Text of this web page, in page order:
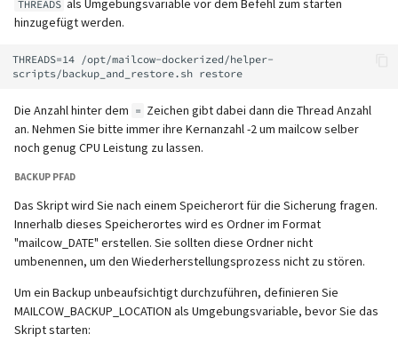
i
a
i
s
i
e
r
t
Lokaler MTA auf Docker-Host
Reverse Proxy
unterstützt)
unterstützt)
SNAT
Migration mit Sync Jobs
SafeBrowsing
Abgestürzte Aria-Speicher-
Engine wiederherstellen
Persistente Daten löschen
Erneutes Senden von
Quarantäne-
Benachrichtigungen
Passwörter zurücksetzen
Pushover
Tags (für Domains und
Temporäre E-Mail-Aliase
Zwei-Faktor
WebAuthn / FIDO2
Maximale
Relayhosts
Statistik mit pflogsumm
IP in Postscreen auf die
Whitelist setzen
IMAP IDLE-Intervall
Plugin)
Mail crypt
Maildir verschieben (vmail)
Performance
Öffentliche Ordner
Rspamd
ClamAV
SOGo
Docker
Warum unbound?
Autodiscover / Autoconfig
HTTP auf HTTPS umleiten
TLS 1.0 und TLS 1.1 wieder
Manuelle Konfiguration
Mailman 3
Mailpiler Integration
Nextcloud
Portainer
Roundcube
Prometheus Exporter
THREADS als Umgebungsvariable vor dem Befehl zum starten
hinzugefügt werden.
THREADS=14 /opt/mailcow-dockerized/helper-
Die Anzahl hinter dem = Zeichen gibt dabei dann die Thread Anzahl
an. Nehmen Sie bitte immer ihre Kernanzahl -2 um mailcow selber
noch genug CPU Leistung zu lassen.
BACKUP PFAD
Das Skript wird Sie nach einem Speicherort für die Sicherung fragen.
Innerhalb dieses Speicherortes wird es Ordner im Format
"mailcow_DATE" erstellen. Sie sollten diese Ordner nicht
umbenennen, um den Wiederherstellungsprozess nicht zu stören.
Um ein Backup unbeaufsichtigt durchzuführen, definieren Sie
MAILCOW_BACKUP_LOCATION als Umgebungsvariable, bevor Sie das
Skript starten: